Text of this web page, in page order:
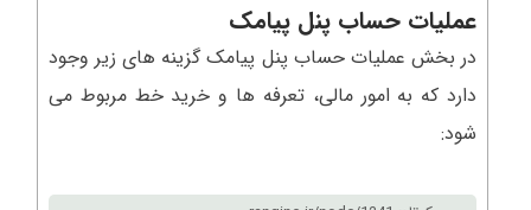
عملیات حساب پنل پیامک
در بخش عملیات حساب پنل پیامک گزینه های زیر وجود
دارد که به امور مالی، تعرفه ها و خرید خط مربوط می
شود: